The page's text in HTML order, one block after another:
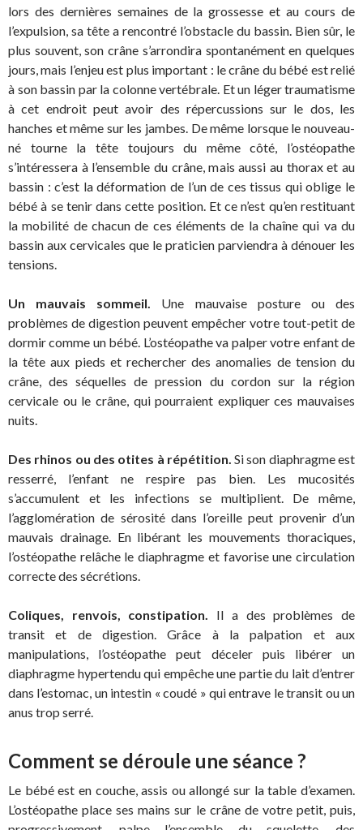
lors des dernières semaines de la grossesse et au cours de
l’expulsion, sa tête a rencontré l’obstacle du bassin. Bien sûr, le
plus souvent, son crâne s’arrondira spontanément en quelques
jours, mais l’enjeu est plus important : le crâne du bébé est relié
à son bassin par la colonne vertébrale. Et un léger traumatisme
à cet endroit peut avoir des répercussions sur le dos, les
hanches et même sur les jambes. De même lorsque le nouveau-
né tourne la tête toujours du même côté, l’ostéopathe
s’intéressera à l’ensemble du crâne, mais aussi au thorax et au
bassin : c’est la déformation de l’un de ces tissus qui oblige le
bébé à se tenir dans cette position. Et ce n’est qu’en restituant
la mobilité de chacun de ces éléments de la chaîne qui va du
bassin aux cervicales que le praticien parviendra à dénouer les
tensions.
Un mauvais sommeil. Une mauvaise posture ou des
problèmes de digestion peuvent empêcher votre tout-petit de
dormir comme un bébé. L’ostéopathe va palper votre enfant de
la tête aux pieds et rechercher des anomalies de tension du
crâne, des séquelles de pression du cordon sur la région
cervicale ou le crâne, qui pourraient expliquer ces mauvaises
nuits.
Des rhinos ou des otites à répétition. Si son diaphragme est
resserré, l’enfant ne respire pas bien. Les mucosités
s’accumulent et les infections se multiplient. De même,
l’agglomération de sérosité dans l’oreille peut provenir d’un
mauvais drainage. En libérant les mouvements thoraciques,
l’ostéopathe relâche le diaphragme et favorise une circulation
correcte des sécrétions.
Coliques, renvois, constipation. Il a des problèmes de
transit et de digestion. Grâce à la palpation et aux
manipulations, l’ostéopathe peut déceler puis libérer un
diaphragme hypertendu qui empêche une partie du lait d’entrer
dans l’estomac, un intestin « coudé » qui entrave le transit ou un
anus trop serré.
Comment se déroule une séance ?
Le bébé est en couche, assis ou allongé sur la table d’examen.
L’ostéopathe place ses mains sur le crâne de votre petit, puis,